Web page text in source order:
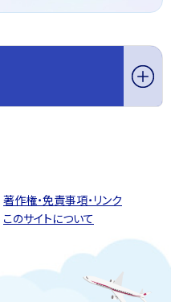
著作権・免責事項・リンク
このサイトについて